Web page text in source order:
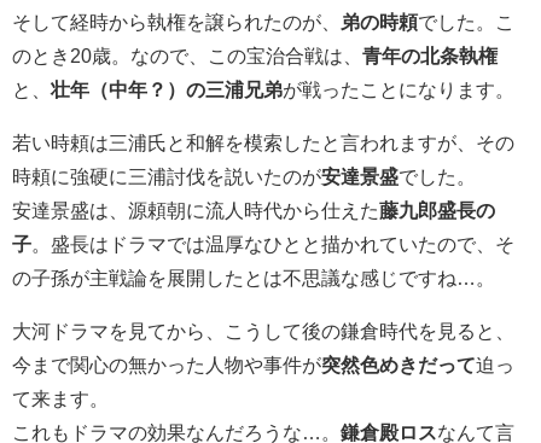
そして経時から執権を譲られたのが、
弟の時頼でした。こ
のとき20歳。なので、この宝治合戦は、 青年の北条執権
と、壮年（中年？）の三浦兄弟が戦ったことになります。
若い時頼は三浦氏と和解を模索したと言われますが、その
時頼に強硬に三浦討伐を説いたのが安達景盛でした。
安達景盛は、源頼朝に流人時代から仕えた藤九郎盛長の
子 。盛長はドラマでは温厚なひとと描かれていたので、そ
の子孫が主戦論を展開したとは不思議な感じですね…。
大河ドラマを見てから、こうして後の鎌倉時代を見ると、
今まで関心の無かった人物や事件が突然色めきだって迫っ
て来ます。
これもドラマの効果なんだろうな…。 鎌倉殿ロスなんて言